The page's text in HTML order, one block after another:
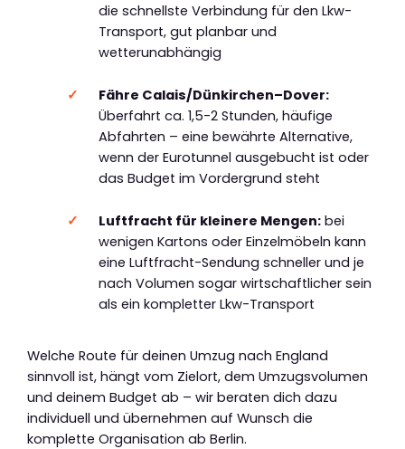
die schnellste Verbindung für den Lkw-
Transport, gut planbar und
wetterunabhängig
Fähre Calais/Dünkirchen–Dover:
Überfahrt ca. 1,5-2 Stunden, häufige
Abfahrten – eine bewährte Alternative,
wenn der Eurotunnel ausgebucht ist oder
das Budget im Vordergrund steht
Luftfracht für kleinere Mengen:bei
wenigen Kartons oder Einzelmöbeln kann
eine Luftfracht-Sendung schneller und je
nach Volumen sogar wirtschaftlicher sein
als ein kompletter Lkw-Transport
Welche Route für deinen Umzug nach England
sinnvoll ist, hängt vom Zielort, dem Umzugsvolumen
und deinem Budget ab – wir beraten dich dazu
individuell und übernehmen auf Wunsch die
komplette Organisation ab Berlin.